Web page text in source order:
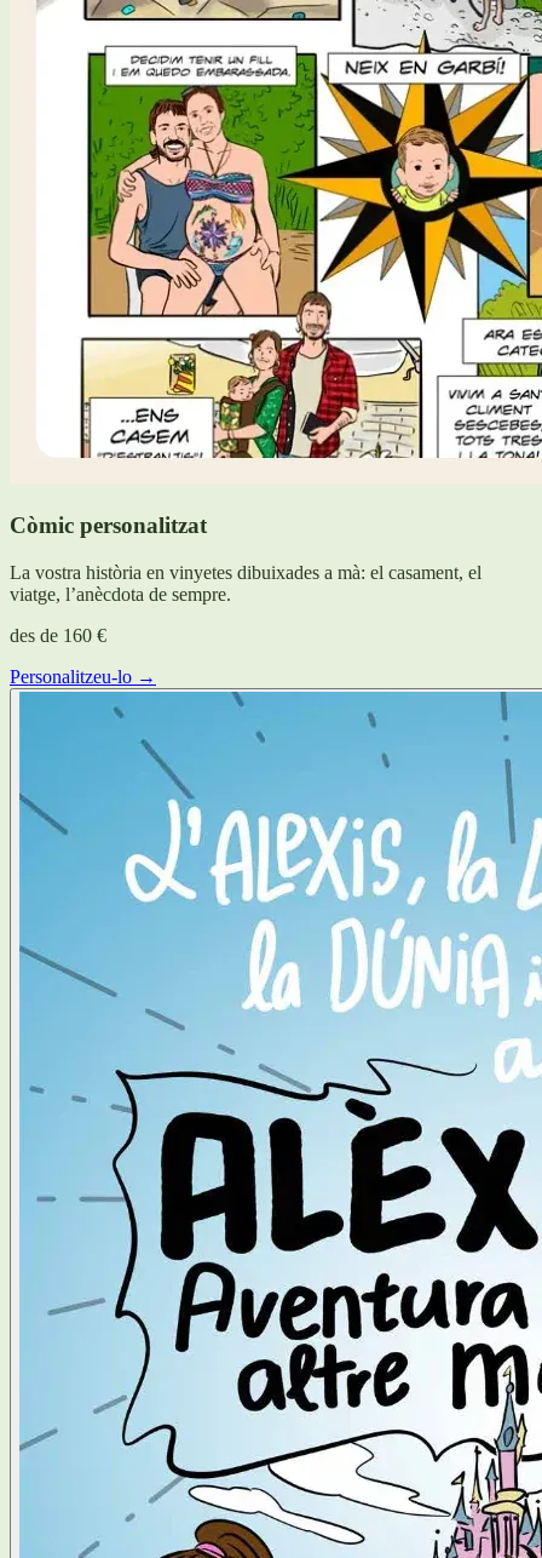
Còmic personalitzat
La vostra història en vinyetes dibuixades a mà: el casament, el
viatge, l’anècdota de sempre.
des de 160 €
Personalitzeu-lo →